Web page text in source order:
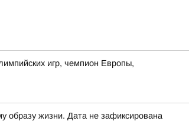
игр, чемпион Европы,
образу жизни. Дата не зафиксирована